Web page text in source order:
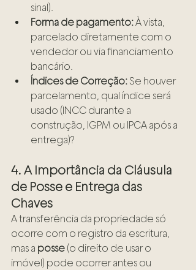
sinal).
Forma de pagamento: À vista,
parcelado diretamente com o
vendedor ou via financiamento
bancário.
Índices de Correção: Se houver
parcelamento, qual índice será
usado (INCC durante a
construção, IGPM ou IPCA após a
entrega)?
4. A Importância da Cláusula
de Posse e Entrega das
Chaves
A transferência da propriedade só
ocorre com o registro da escritura,
mas a posse (o direito de usar o
imóvel) pode ocorrer antes ou